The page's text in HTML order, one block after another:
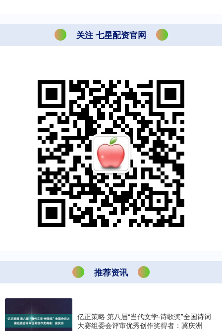
关注 七星配资官网
推荐资讯
亿正策略 第八届“当代文学·诗歌奖”全国诗词
大赛组委会评审优秀创作奖得者：冀庆洲